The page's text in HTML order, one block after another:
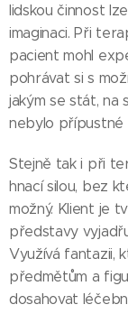
lidskou činnost
imaginaci. Při
pacient mohl
pohrávat si s
jakým se stát, na
nebylo přípustné
Stejně tak i při
hnací silou, bez
možný. Klient je
představy
Využívá fantazii,
předmětům a
dosahovat